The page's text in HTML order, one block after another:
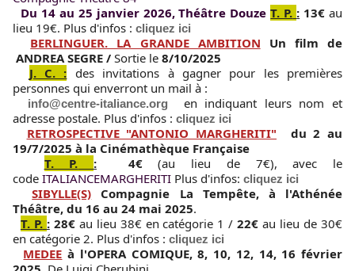
Du 14 au 25 janvier 2026, Théâtre Douze T. P. : 13€ au
lieu 19€. Plus d'infos : cliquez ici
BERLINGUER. LA GRANDE AMBITION
ANDREA SEGRE / Sortie le 8/10/2025
J. C. : des invitations à gagner pour les premières
personnes qui enverront un mail à :
info@centre-italiance.org
en indiquant leurs nom et
adresse postale. Plus d'infos : cliquez ici
RETROSPECTIVE "ANTONIO MARGHERITI"
du 2 au
19/7/2025 à la Cinémathèque Française
T. P.
: 4€ (au lieu de 7€), avec le
code ITALIANCEMARGHERITI Plus d'infos: cliquez ici
SIBYLLE(S) Compagnie La Tempête, à l'Athénée
Théâtre, du 16 au 24 mai 2025.
T. P. : 28€ au lieu 38€ en catégorie 1 / 22€ au lieu de 30€
en catégorie 2. Plus d'infos : cliquez ici
MEDEE à l'OPERA COMIQUE, 8, 10, 12, 14, 16 février